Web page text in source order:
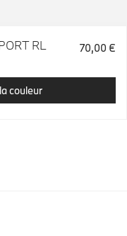
RL 70,00 €
couleur